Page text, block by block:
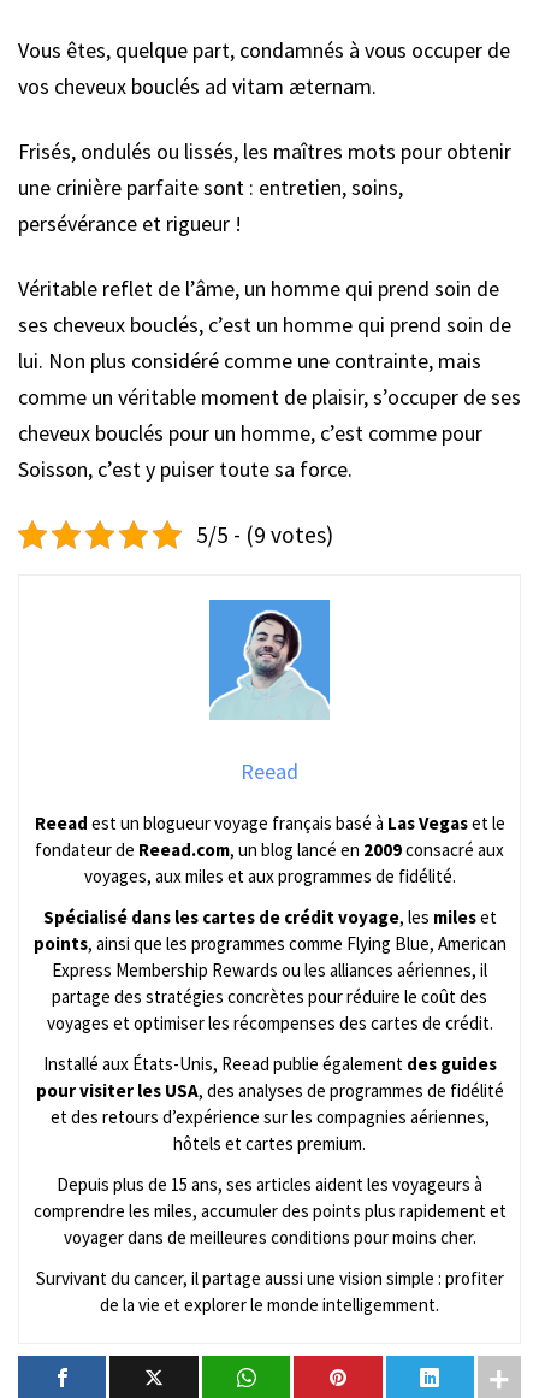
Vous êtes, quelque part, condamnés à vous occuper de
vos cheveux bouclés ad vitam æternam.
Frisés, ondulés ou lissés, les maîtres mots pour obtenir
une crinière parfaite sont : entretien, soins,
persévérance et rigueur !
Véritable reflet de l’âme, un homme qui prend soin de
ses cheveux bouclés, c’est un homme qui prend soin de
lui. Non plus considéré comme une contrainte, mais
comme un véritable moment de plaisir, s’occuper de ses
cheveux bouclés pour un homme, c’est comme pour
Soisson, c’est y puiser toute sa force.
5/5 - (9 votes)
Reead
Reead est un blogueur voyage français basé à Las Vegaset le
fondateur de Reead.com, un blog lancé en 2009consacré aux
voyages, aux miles et aux programmes de fidélité.
Spécialisé dans les cartes de crédit voyage, les mileset
points, ainsi que les programmes comme Flying Blue, American
Express Membership Rewards ou les alliances aériennes, il
partage des stratégies concrètes pour réduire le coût des
voyages et optimiser les récompenses des cartes de crédit.
Installé aux États-Unis, Reead publie également des guides
pour visiter les USA, des analyses de programmes de fidélité
et des retours d’expérience sur les compagnies aériennes,
hôtels et cartes premium.
Depuis plus de 15 ans, ses articles aident les voyageurs à
comprendre les miles, accumuler des points plus rapidement et
voyager dans de meilleures conditions pour moins cher.
Survivant du cancer, il partage aussi une vision simple : profiter
de la vie et explorer le monde intelligemment.